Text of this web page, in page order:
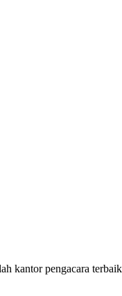
pengacara